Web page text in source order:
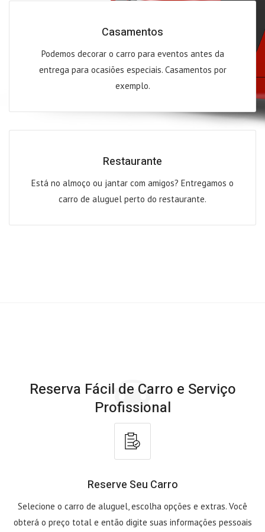
Casamentos
Podemos decorar o carro para eventos antes da
entrega para ocasiões especiais. Casamentos por
exemplo.
Restaurante
Está no almoço ou jantar com amigos? Entregamos o
carro de aluguel perto do restaurante.
Reserva Fácil de Carro e Serviço
Profissional
Reserve Seu Carro
Selecione o carro de aluguel, escolha opções e extras. Você
obterá o preço total e então digite suas informações pessoais